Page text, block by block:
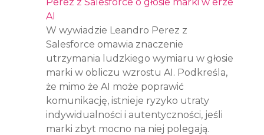
AI
W wywiadzie Leandro Perez z
Salesforce omawia znaczenie
utrzymania ludzkiego wymiaru w głosie
marki w obliczu wzrostu AI. Podkreśla,
że mimo że AI może poprawić
komunikację, istnieje ryzyko utraty
indywidualności i autentyczności, jeśli
marki zbyt mocno na niej polegają.